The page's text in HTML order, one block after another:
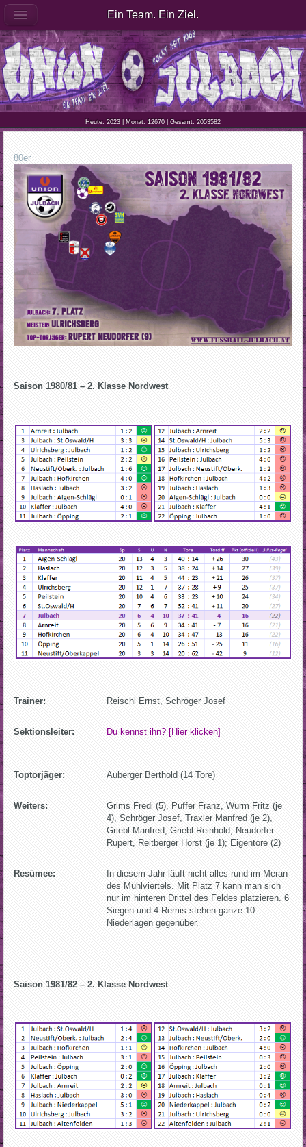
Heute: 2023 | Monat: 12670 | Gesamt: 2053582
80er
Saison 1980/81 – 2. Klasse Nordwest
Trainer: Reischl Ernst, Schröger Josef
Sektionsleiter: Du kennst ihn? [Hier klicken]
Toptorjäger: Auberger Berthold (14 Tore)
Weiters:
Grims Fredi (5), Puffer Franz, Wurm Fritz (je
4), Schröger Josef, Traxler Manfred (je 2),
Griebl Manfred, Griebl Reinhold, Neudorfer
Rupert, Reitberger Horst (je 1); Eigentore (2)
Resümee:
In diesem Jahr läuft nicht alles rund im Meran
des Mühlviertels. Mit Platz 7 kann man sich
nur im hinteren Drittel des Feldes platzieren. 6
Siegen und 4 Remis stehen ganze 10
Niederlagen gegenüber.
Saison 1981/82 – 2. Klasse Nordwest
Ein Team. Ein Ziel.